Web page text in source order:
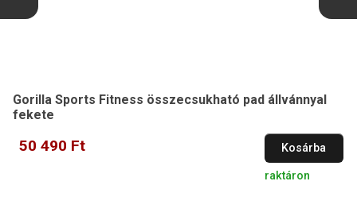
Gorilla Sports Fitness összecsukható pad állvánnyal
fekete
50 490 Ft Kosárba
raktáron